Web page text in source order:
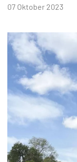
07 Oktober 2023